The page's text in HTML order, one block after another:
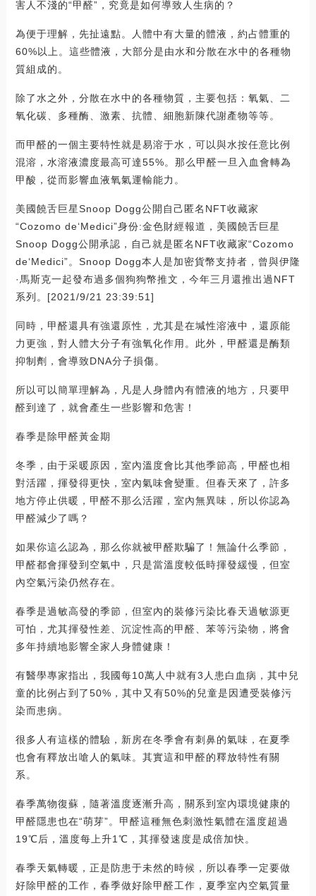
害人不淺的“甲醛”，究竟是如何導致人生病的？
為便于理解，先扯遠點。人體中有大量的體液，約占體重的
60%以上。這些體液，大部分是由水和分散在水中的各種物
質組成的。
除了水之外，分散在水中的各種物質，主要包括：氧氣、二
氧化碳、多種酶、激素、抗體、細胞新陳代謝產物等等。
而甲醛的一個主要特性就是易溶于水，可以與水按任意比例
混溶，水溶液濃度最高可達55%。那么甲醛一旦入血會轉為
甲酸，從而影響血液氧氣運輸能力。
美國饒舌巨星Snoop Dogg公開自己匿名NFT收藏家
“Cozomo de‘Medici”身份:金色財經報道，美國饒舌巨星
Snoop Dogg公開承認，自己就是匿名NFT收藏家“Cozomo
de‘Medici”。Snoop Dogg本人是加密貨幣支持者，曾與伊隆
·馬斯克一起發布過多個狗狗幣推文，今年三月還推出過NFT
系列。[2021/9/21 23:39:51]
同時，甲醛還具有強還原性，尤其是在堿性溶液中，還原能
力更強，對人體大分子有強氧化作用。此外，甲醛還是酶類
抑制劑，會導致DNA分子損傷。
所以可以簡單理解為，凡是人身體內有體液的地方，只要甲
醛到達了，就會產生一些影響和危害！
春季是除甲醛黃金期
冬季，由于采暖原因，室內溫度會比其他季節高，甲醛也相
對活躍，揮發得更快，室內氣味會變重。但春天來了，許多
地方停止供暖，甲醛不那么活躍，室內無異味，所以你認為
甲醛減少了嗎？
如果你這么認為，那么你就被甲醛欺騙了！無論什么季節，
甲醛都會揮發到空氣中，只是當溫度較低時揮發緩慢，但室
內空氣污染仍然存在。
春季是過敏高發的季節，但室內的裝修污染比春天過敏源更
可怕，尤其揮發性差、沉淀性高的甲醛、苯等污染物，將會
多年持續地影響全家人身體健康！
有醫學專家指出，我國每10萬人中就有3人患白血病，其中兒
童的比例占到了50%，其中又有50%的兒童是因遭受裝修污
染而患病。
很多人有這樣的體驗，新房在冬季會有刺鼻的氣味，在夏季
也會有釋放出嗆人的氣味。其實這和甲醛的釋放特性有關
系。
春季萬物復蘇，隨著溫度逐漸升高，關系到室內環境健康的
甲醛隱患也在“萌芽”。甲醛這種無色刺激性氣體在溫度超過
19℃后，溫度每上升1℃，其揮發速度是成倍加快。
春季天氣轉暖，正是防患于未然的時候，所以春季一定要做
好除甲醛的工作，春季做好除甲醛工作，夏季室內空氣質量